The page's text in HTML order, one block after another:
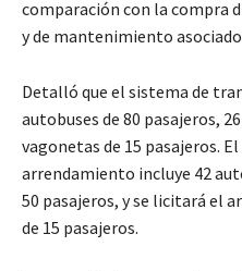
comparación con la compra
y de mantenimiento
Detalló que el sistema de
autobuses de 80 pasajeros,
vagonetas de 15 pasajeros.
arrendamiento incluye 42
50 pasajeros, y se licitará el
de 15 pasajeros.